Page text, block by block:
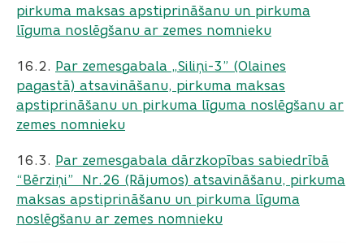
pirkuma maksas apstiprināšanu un pirkuma
līguma noslēgšanu ar zemes nomnieku
16.2. Par zemesgabala „Siliņi-3” (Olaines
pagastā) atsavināšanu, pirkuma maksas
apstiprināšanu un pirkuma līguma noslēgšanu ar
zemes nomnieku
16.3. ​​​​​​​ Par zemesgabala dārzkopības sabiedrībā
“Bērziņi” Nr.26 (Rājumos) atsavināšanu, pirkuma
maksas apstiprināšanu un pirkuma līguma
noslēgšanu ar zemes nomnieku